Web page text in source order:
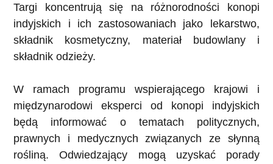
Targi koncentrują się na różnorodności konopi
indyjskich i ich zastosowaniach jako lekarstwo,
składnik kosmetyczny, materiał budowlany i
składnik odzieży.
W ramach programu wspierającego krajowi i
międzynarodowi eksperci od konopi indyjskich
będą informować o tematach politycznych,
prawnych i medycznych związanych ze słynną
rośliną. Odwiedzający mogą uzyskać porady